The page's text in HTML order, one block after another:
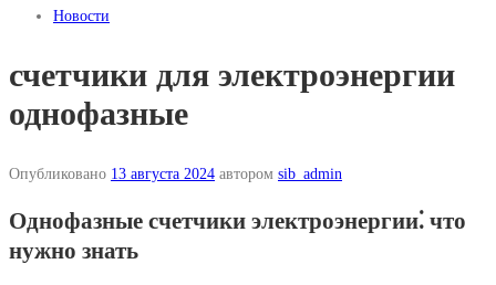
Новости
счетчики для электроэнергии
однофазные
Опубликовано 13 августа 2024 автором sib_admin
Однофазные счетчики электроэнергии⁚ что
нужно знать